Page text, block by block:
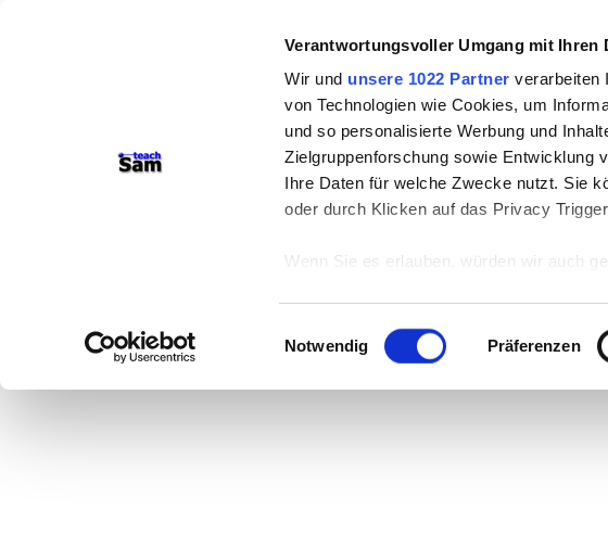
Verantwortungsvoller Umgang mit Ihren
Wir und unsere 1022 Partner verarbeiten
von Technologien wie Cookies, um
und so personalisierte Werbung und
Zielgruppenforschung sowie Entwicklung
Ihre Daten für welche Zwecke nutzt. Sie
oder durch Klicken auf das Privacy
Wenn Sie es erlauben, würden wir auch
Ihr Gerät durch aktives Scannen
Erfahren Sie mehr darüber, wie Ihre
Präferenzen imAbschnitt Einzelheiten
Einwilligungsauswahl
Notwendig Präferenzen